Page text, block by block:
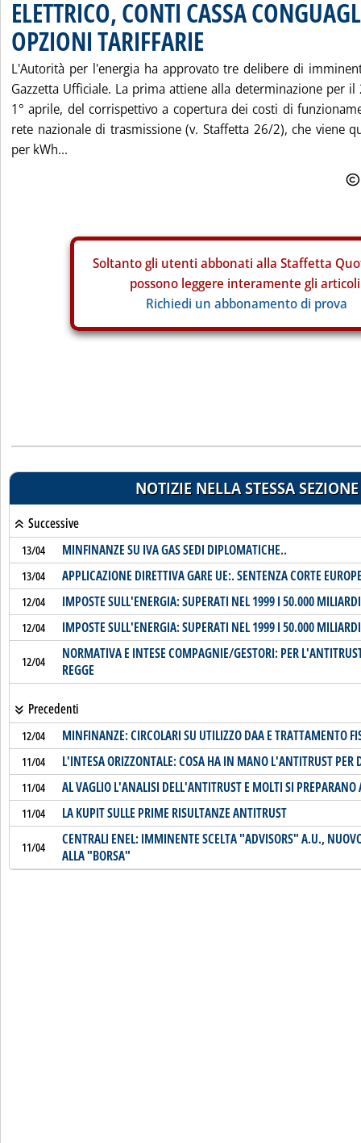
ELETTRICO, CONTI CASSA
OPZIONI TARIFFARIE
L'Autorità per l'energia ha approvato tre delibere di
Gazzetta Ufficiale. La prima attiene alla determinazione per
1° aprile, del corrispettivo a copertura dei costi di
rete nazionale di trasmissione (v. Staffetta 26/2), che viene
per kWh...
Soltanto gli utenti abbonati alla Staffetta
possono leggere interamente gli
Richiedi un abbonamento di prova
NOTIZIE NELLA STESSA SEZIONE
Successive
13/04 MINFINANZE SU IVA GAS SEDI DIPLOMATICHE..
13/04 APPLICAZIONE DIRETTIVA GARE UE:. SENTENZA CORTE
12/04 IMPOSTE SULL'ENERGIA: SUPERATI NEL 1999 I 50.000
12/04 IMPOSTE SULL'ENERGIA: SUPERATI NEL 1999 I 50.000
12/04
NORMATIVA E INTESE COMPAGNIE/GESTORI: PER
REGGE
Precedenti
12/04 MINFINANZE: CIRCOLARI SU UTILIZZO DAA E TRATTAMENTO
11/04 L'INTESA ORIZZONTALE: COSA HA IN MANO L'ANTITRUST PER
11/04 AL VAGLIO L'ANALISI DELL'ANTITRUST E MOLTI SI PREPARANO
11/04 LA KUPIT SULLE PRIME RISULTANZE ANTITRUST
11/04
CENTRALI ENEL: IMMINENTE SCELTA "ADVISORS" A.U.,
ALLA "BORSA"